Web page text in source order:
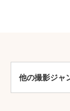
他の撮影ジャ